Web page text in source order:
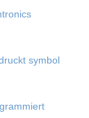
symbol